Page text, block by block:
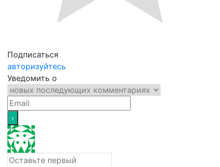
Подписаться
авторизуйтесь
Уведомить о